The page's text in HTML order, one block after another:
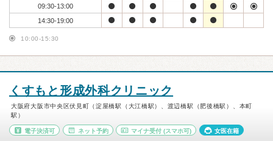
09:30-13:00
14:30-19:00
10:00-15:30
くすもと形成外科クリニック
大阪府大阪市中央区伏見町（淀屋橋駅（大江橋駅）、渡辺橋駅（肥後橋駅）、本町
駅）
電子決済可 ネット予約 マイナ受付 (スマホ可) 女医在籍